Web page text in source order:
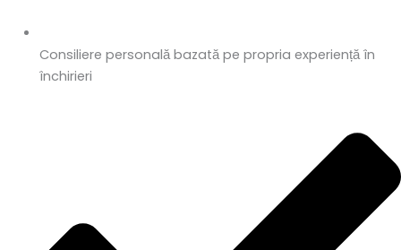
Consiliere personală bazată pe propria experiență în
închirieri